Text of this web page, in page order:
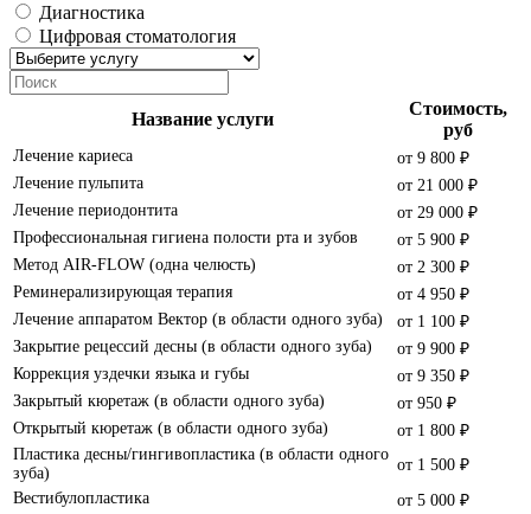
Диагностика
Цифровая стоматология
Название услуги
Стоимость,
руб
Лечение кариеса
от 9 800 ₽
Лечение пульпита
от 21 000 ₽
Лечение периодонтита
от 29 000 ₽
Профессиональная гигиена полости рта и зубов
от 5 900 ₽
Метод AIR-FLOW (одна челюсть)
от 2 300 ₽
Реминерализирующая терапия
от 4 950 ₽
Лечение аппаратом Вектор (в области одного зуба)
от 1 100 ₽
Закрытие рецессий десны (в области одного зуба)
от 9 900 ₽
Коррекция уздечки языка и губы
от 9 350 ₽
Закрытый кюретаж (в области одного зуба)
от 950 ₽
Открытый кюретаж (в области одного зуба)
от 1 800 ₽
Пластика десны/гингивопластика (в области одного
зуба)
от 1 500 ₽
Вестибулопластика
от 5 000 ₽